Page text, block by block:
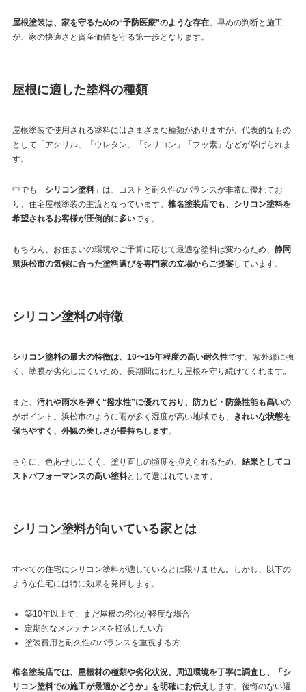
屋根塗装は、家を守るための“予防医療”のような存在。早めの判断と施工
が、家の快適さと資産価値を守る第一歩となります。
屋根に適した塗料の種類
屋根塗装で使用される塗料にはさまざまな種類がありますが、代表的なもの
として「アクリル」「ウレタン」「シリコン」「フッ素」などが挙げられま
す。
中でも「 シリコン塗料」は、コストと耐久性のバランスが非常に優れてお
り、住宅屋根塗装の主流となっています。 椎名塗装店でも、シリコン塗料を
希望されるお客様が圧倒的に多いです。
もちろん、お住まいの環境やご予算に応じて最適な塗料は変わるため、 静岡
県浜松市の気候に合った塗料選びを専門家の立場からご提案しています。
シリコン塗料の特徴
シリコン塗料の最大の特徴は、10〜15年程度の高い耐久性です。紫外線に強
く、塗膜が劣化しにくいため、長期間にわたり屋根を守り続けてくれます。
また、 汚れや雨水を弾く“撥水性”に優れており、防カビ・防藻性能も高いの
がポイント。浜松市のように雨が多く湿度が高い地域でも、
きれいな状態を
保ちやすく、外観の美しさが長持ちします。
さらに、色あせしにくく、塗り直しの頻度を抑えられるため、 結果としてコ
ストパフォーマンスの高い塗料として選ばれています。
シリコン塗料が向いている家とは
すべての住宅にシリコン塗料が適しているとは限りません。しかし、以下の
ような住宅には特に効果を発揮します。
築10年以上で、まだ屋根の劣化が軽度な場合
定期的なメンテナンスを軽減したい方
塗装費用と耐久性のバランスを重視する方
椎名塗装店では、屋根材の種類や劣化状況、周辺環境を丁寧に調査し、「シ
リコン塗料での施工が最適かどうか」を明確にお伝え します。後悔のない選